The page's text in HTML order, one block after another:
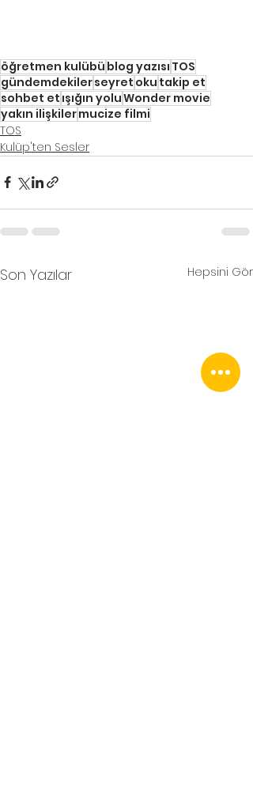
öğretmen kulübü blog yazısı TOS
gündemdekilerseyret oku takip et
sohbet et ışığın yoluWonder movie
yakın ilişkilermucize filmi
TOS
Kulüp'ten Sesler
Son Yazılar Hepsini Gör